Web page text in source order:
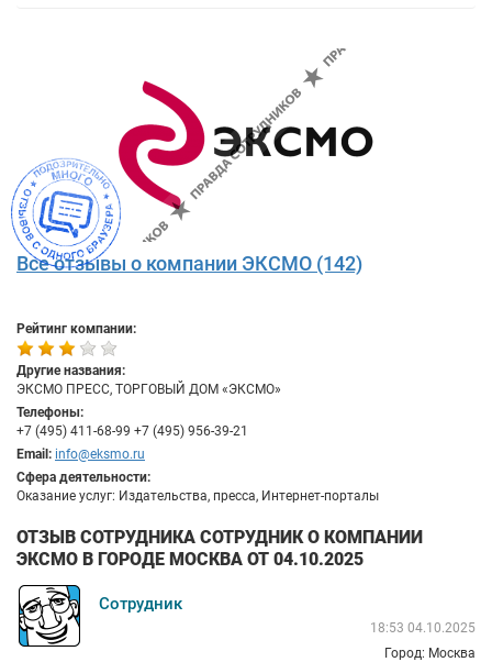
Все отзывы о компании ЭКСМО (142)
Рейтинг компании:
Другие названия:
ЭКСМО ПРЕСС, ТОРГОВЫЙ ДОМ «ЭКСМО»
Телефоны:
+7 (495) 411-68-99 +7 (495) 956-39-21
Email: info@eksmo.ru
Сфера деятельности:
Оказание услуг: Издательства, пресса, Интернет-порталы
ОТЗЫВ СОТРУДНИКА СОТРУДНИК О КОМПАНИИ
ЭКСМО В ГОРОДЕ МОСКВА ОТ 04.10.2025
Сотрудник
18:53 04.10.2025
Город: Москва